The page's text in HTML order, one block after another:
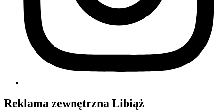
Reklama zewnętrzna Libiąż